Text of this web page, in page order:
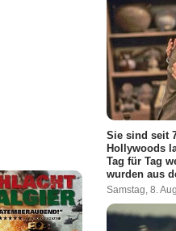
Sie sind seit
Hollywoods
Tag für Tag
wurden aus
Samstag, 8.